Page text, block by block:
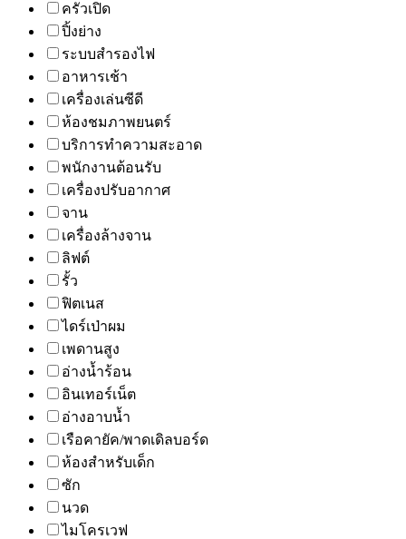
ครัวเปิด
ปิ้งย่าง
ระบบสำรองไฟ
อาหารเช้า
เครื่องเล่นซีดี
ห้องชมภาพยนตร์
บริการทำความสะอาด
พนักงานต้อนรับ
เครื่องปรับอากาศ
จาน
เครื่องล้างจาน
ลิฟต์
รั้ว
ฟิตเนส
ไดร์เป่าผม
เพดานสูง
อ่างน้ำร้อน
อินเทอร์เน็ต
อ่างอาบน้ำ
เรือคายัค/พาดเดิลบอร์ด
ห้องสำหรับเด็ก
ซัก
นวด
ไมโครเวฟ